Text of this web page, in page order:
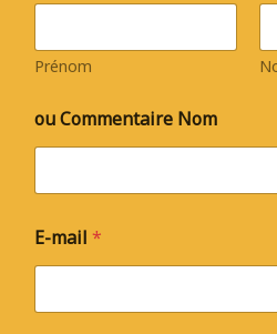
Prénom
ou Commentaire Nom
E-mail *